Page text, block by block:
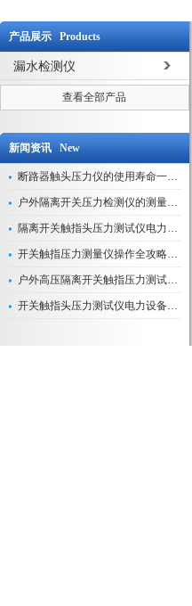
产品展示 Products
漏水检测仪
查看全部产品
新闻资讯 New
断路器触头压力仪的使用寿命一般是多久？
户外隔离开关压力检测仪的测量数据如何与GIS系统对接实现智能化运维？
隔离开关触指头压力测试仪电力系统安全运行的“定海神针”
开关触指压力测量仪操作全攻略：从准备到精准测量的实战指南
户外高压隔离开关触指压力测试仪的作用与价值
开关触指头压力测试仪电力设备安全的“隐形守护者”